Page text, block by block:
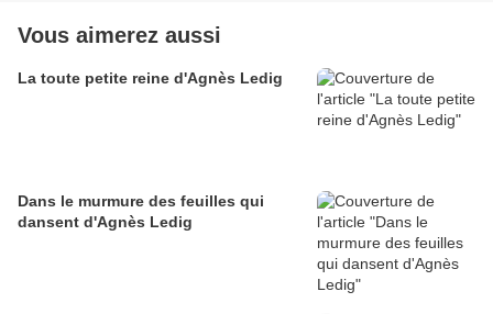
Vous aimerez aussi
La toute petite reine d'Agnès Ledig
Dans le murmure des feuilles qui
dansent d'Agnès Ledig